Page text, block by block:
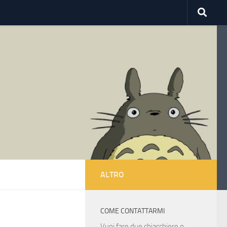
ALTRO
COME CONTATTARMI